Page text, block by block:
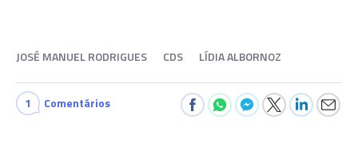
JOSÉ MANUEL RODRIGUES CDS LÍDIA ALBORNOZ
1 Comentários